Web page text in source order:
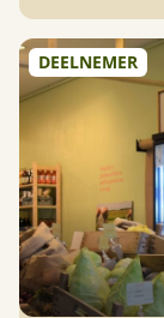
DEELNEMER